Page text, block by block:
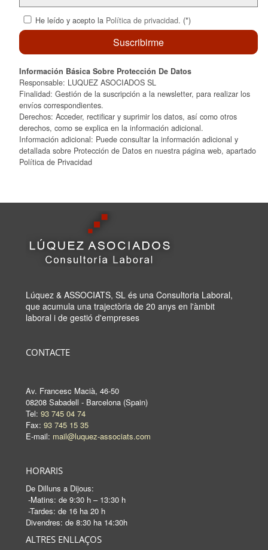
He leído y acepto la Política de privacidad. (*)
Información Básica Sobre Protección De Datos
Responsable: LUQUEZ ASOCIADOS SL
Finalidad: Gestión de la suscripción a la newsletter, para realizar los
envíos correspondientes.
Derechos: Acceder, rectificar y suprimir los datos, así como otros
derechos, como se explica en la información adicional.
Información adicional: Puede consultar la información adicional y
detallada sobre Protección de Datos en nuestra página web, apartado
Política de Privacidad
Lúquez & ASSOCIATS, SL és una Consultoria Laboral,
que acumula una trajectòria de 20 anys en l'àmbit
laboral i de gestió d'empreses
CONTACTE
Av. Francesc Macià, 46-50
08208 Sabadell - Barcelona (Spain)
Tel: 93 745 04 74
Fax: 93 745 15 35
E-mail: mail@luquez-associats.com
HORARIS
De Dilluns a Dijous:
-Matins: de 9:30 h – 13:30 h
-Tardes: de 16 ha 20 h
Divendres: de 8:30 ha 14:30h
ALTRES ENLLAÇOS